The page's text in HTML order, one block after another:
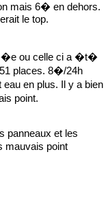
mais 6� en dehors.
le top.
ou celle ci a �t�
places. 8�/24h
en plus. Il y a bien
point.
panneaux et les
point